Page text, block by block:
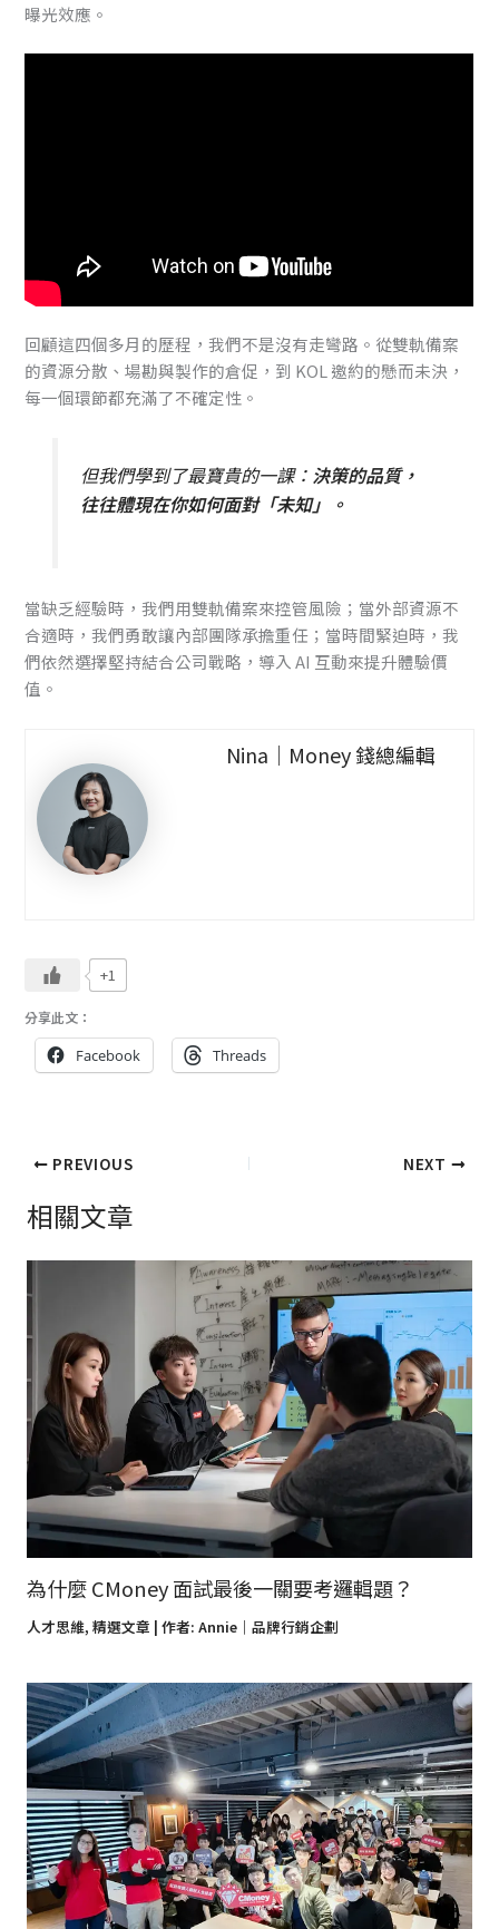
曝光效應。
回顧這四個多月的歷程，我們不是沒有走彎路。從雙軌備案
的資源分散、場勘與製作的倉促，到 KOL 邀約的懸而未決，
每一個環節都充滿了不確定性。
但我們學到了最寶貴的一課： 決策的品質，
往往體現在你如何面對「未知」。
當缺乏經驗時，我們用雙軌備案來控管風險；當外部資源不
合適時，我們勇敢讓內部團隊承擔重任；當時間緊迫時，我
們依然選擇堅持結合公司戰略，導入 AI 互動來提升體驗價
值。
Nina｜Money 錢總編輯
+1
分享此文：
Facebook Threads
PREVIOUS NEXT
相關文章
為什麼 CMoney 面試最後一關要考邏輯題？
人才思維, 精選文章 | 作者: Annie｜品牌行銷企劃